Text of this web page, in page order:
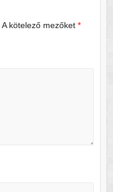
A kötelező mezőket *